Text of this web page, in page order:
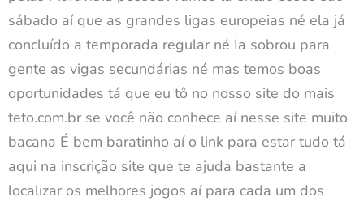
sábado aí que as grandes ligas europeias né ela já
concluído a temporada regular né Ia sobrou para
gente as vigas secundárias né mas temos boas
oportunidades tá que eu tô no nosso site do mais
teto.com.br se você não conhece aí nesse site muito
bacana É bem baratinho aí o link para estar tudo tá
aqui na inscrição site que te ajuda bastante a
localizar os melhores jogos aí para cada um dos